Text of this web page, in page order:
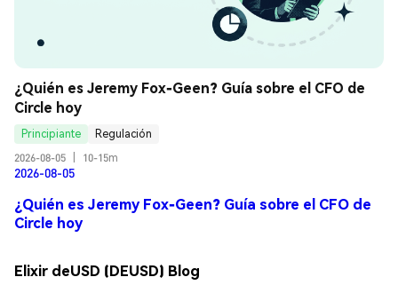
¿Quién es Jeremy Fox-Geen? Guía sobre el CFO de
Circle hoy
Principiante
Regulación
2026-08-05
10-15m
2026-08-05
¿Quién es Jeremy Fox-Geen? Guía sobre el CFO de
Circle hoy
Elixir deUSD (DEUSD) Blog